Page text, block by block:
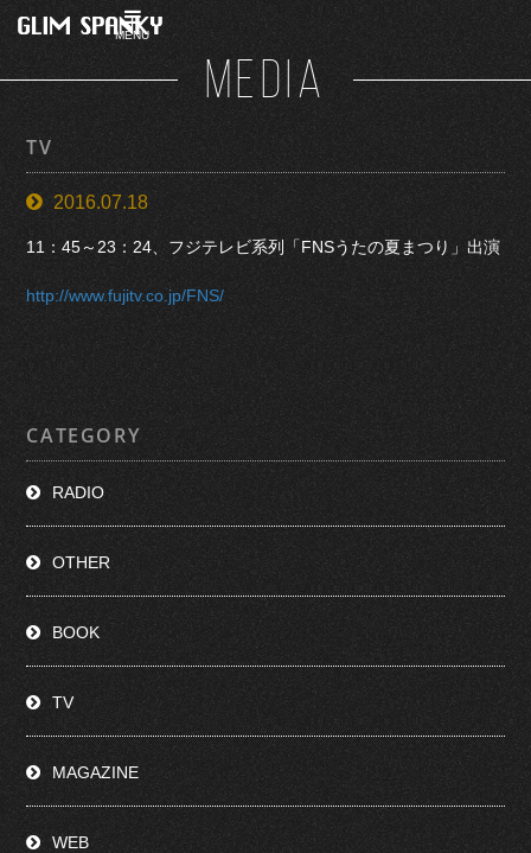
MENU
MEDIA
TV
2016.07.18
11：45～23：24、フジテレビ系列「FNSうたの夏まつり」出演
http://www.fujitv.co.jp/FNS/
CATEGORY
RADIO
OTHER
BOOK
TV
MAGAZINE
WEB